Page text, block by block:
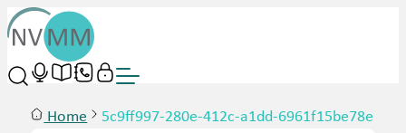
Home 5c9ff997-280e-412c-a1dd-6961f15be78e